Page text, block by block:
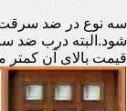
سه نوع در ضد سرقت
شود.البته درب ضد
قیمت بالای آن کمتر